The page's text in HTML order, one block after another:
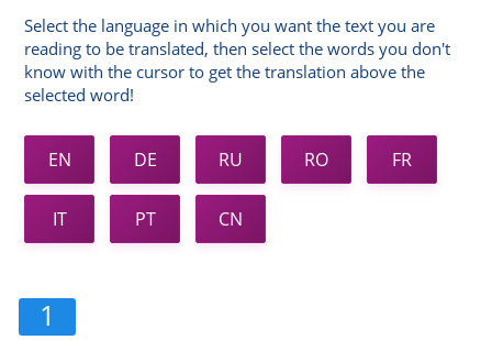
Select the language in which you want the text you are
reading to be translated, then select the words you don't
know with the cursor to get the translation above the
selected word!
EN DE RU RO FR
IT PT CN
1